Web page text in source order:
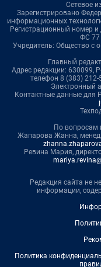
Сетевое
Зарегистрировано
информационных
Регистрационный номер
ФС 77
Учредитель: Общество с
Главный
Адрес редакции: 630099,
телефон 8 (383) 212-
Электронный
Контактные данные для
По вопросам
Жапарова Жанна,
Ревина Мария,
Редакция сайта не
информации,
Политика